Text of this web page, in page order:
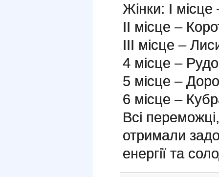
Жінки: І
ІІ місце –
ІІІ місце –
4 місце –
5 місце –
6 місце –
Всі
отримали
енергії та